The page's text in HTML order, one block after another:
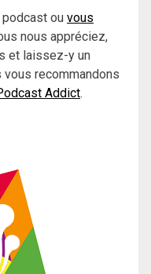
ou vous
nous appréciez,
et laissez-y un
vous recommandons
Addict.